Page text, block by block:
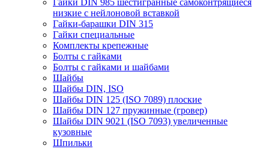
Гайки DIN 985 шестигранные самоконтрящиеся
низкие с нейлоновой вставкой
Гайки-барашки DIN 315
Гайки специальные
Комплекты крепежные
Болты с гайками
Болты с гайками и шайбами
Шайбы
Шайбы DIN, ISO
Шайбы DIN 125 (ISO 7089) плоские
Шайбы DIN 127 пружинные (гровер)
Шайбы DIN 9021 (ISO 7093) увеличенные
кузовные
Шпильки